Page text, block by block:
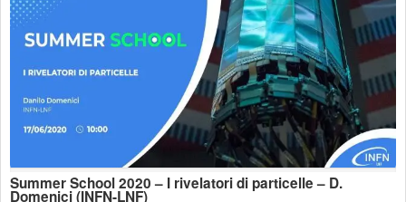
Summer School 2020 – I rivelatori di particelle – D.
Domenici (INFN-LNF)